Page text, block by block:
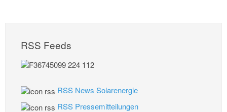
RSS Feeds
RSS News Solarenergie
RSS Pressemitteilungen